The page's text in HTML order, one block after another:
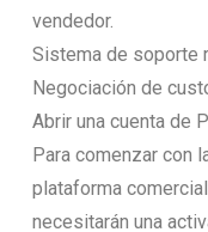
vendedor.
Sistema de soporte
Negociación de
Abrir una cuenta de
Para comenzar con
plataforma
necesitarán una